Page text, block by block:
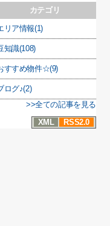
カテゴリ
リア情報(1)
知識(108)
すすめ物件☆(9)
ログ♪(2)
>>全ての記事を見る
XML
RSS2.0